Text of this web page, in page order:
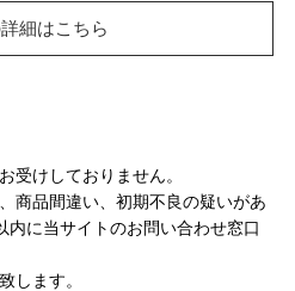
細はこちら
受けしておりません。
商品間違い、初期不良の疑いがあ
に当サイトのお問い合わせ窓口
します。